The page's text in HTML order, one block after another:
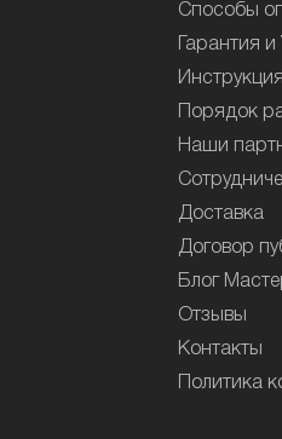
Способы
Гарантия
Порядок
Наши
Доставка
Договор
Блог
Отзывы
Контакты
Политика